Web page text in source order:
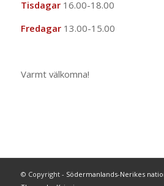
Tisdagar16.00-18.00
Fredagar13.00-15.00
Varmt välkomna!
© Copyright - Södermanlands-Nerikes